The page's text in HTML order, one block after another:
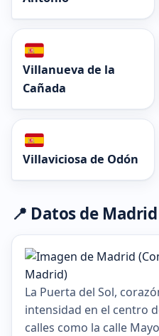
Villanueva de la
Cañada
Villaviciosa de Odón
📍 Datos de Madrid
La Puerta del Sol,
intensidad en el centro
calles como la calle